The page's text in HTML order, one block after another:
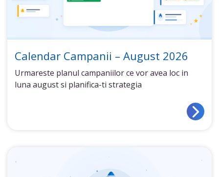
Calendar Campanii – August 2026
Urmareste planul campaniilor ce vor avea loc in
luna august si planifica-ti strategia